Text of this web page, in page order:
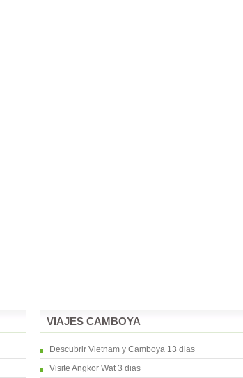
VIAJES CAMBOYA
Descubrir Vietnam y Camboya 13 dias
Visite Angkor Wat 3 dias